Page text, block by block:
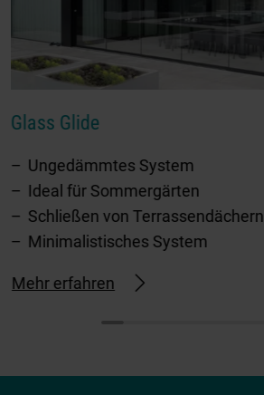
Glass Glide
Ungedämmtes System
Ideal für Sommergärten
Schließen von Terrassendächern
Minimalistisches System
Mehr erfahren